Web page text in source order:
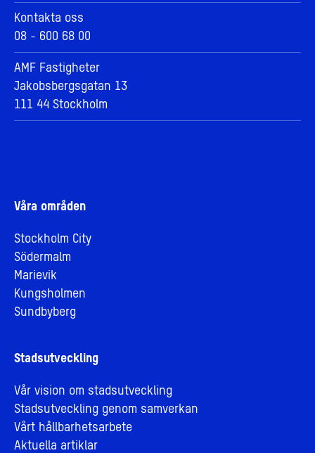
Kontakta oss
08 - 600 68 00
AMF Fastigheter
Jakobsbergsgatan 13
111 44 Stockholm
Våra områden
Stockholm City
Södermalm
Marievik
Kungsholmen
Sundbyberg
Stadsutveckling
Vår vision om stadsutveckling
Stadsutveckling genom samverkan
Vårt hållbarhetsarbete
Aktuella artiklar